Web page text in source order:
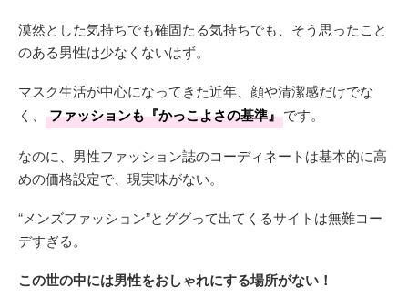
漠然とした気持ちでも確固たる気持ちでも、そう思ったこと
のある男性は少なくないはず。
マスク生活が中心になってきた近年、顔や清潔感だけでな
く、
ファッションも『かっこよさの基準』です。
なのに、男性ファッション誌のコーディネートは基本的に高
めの価格設定で、現実味がない。
“メンズファッション”とググって出てくるサイトは無難コー
デすぎる。
この世の中には男性をおしゃれにする場所がない！